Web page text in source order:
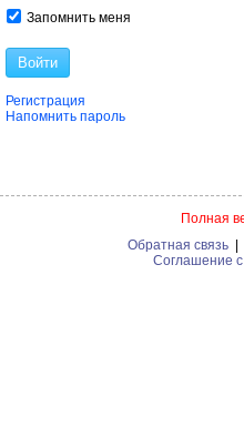
Запомнить меня
Войти
Регистрация
Напомнить пароль
Полная
Обратная связь |
Соглашение